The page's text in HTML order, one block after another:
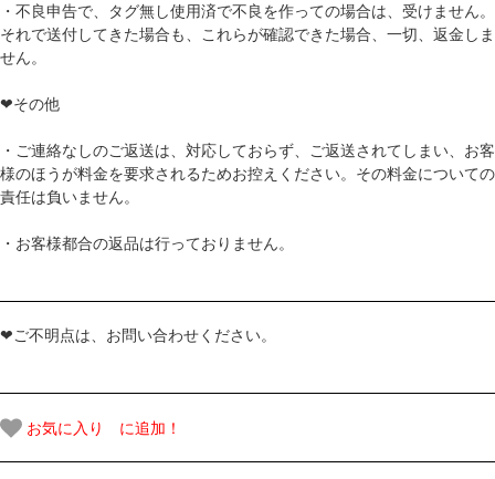
・不良申告で、タグ無し使用済で不良を作っての場合は、受けません。
それで送付してきた場合も、これらが確認できた場合、一切、返金しま
せん。
❤その他
・ご連絡なしのご返送は、対応しておらず、ご返送されてしまい、お客
様のほうが料金を要求されるためお控えください。その料金についての
責任は負いません。
・お客様都合の返品は行っておりません。
❤ご不明点は、お問い合わせください。
お気に入り に追加！